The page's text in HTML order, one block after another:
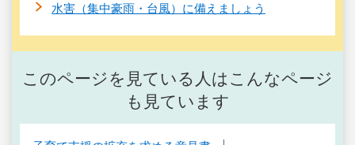
水害（集中豪雨・台風）に備えましょう
このページを見ている人はこんなページ
も見ています